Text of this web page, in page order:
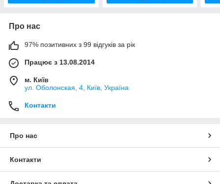
Про нас
97% позитивних з 99 відгуків за рік
Працює з 13.08.2014
м. Київ
ул. Оболонская, 4, Київ, Україна
Контакти
Про нас
Контакти